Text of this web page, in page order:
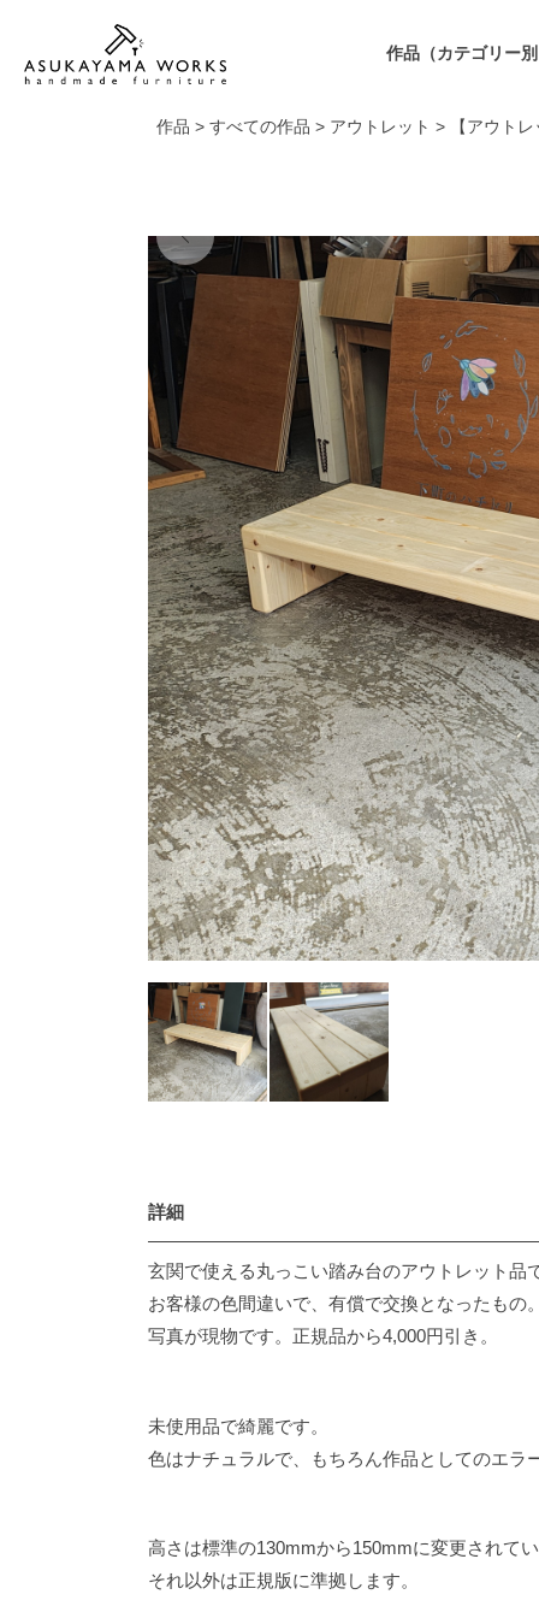
作品（カテゴリー
作品 > すべての作品 > アウトレット > 【アウト
詳細
玄関で使える丸っこい踏み台のアウトレット品
お客様の色間違いで、有償で交換となったもの
写真が現物です。正規品から4,000円引き。
未使用品で綺麗です。
色はナチュラルで、もちろん作品としてのエラ
高さは標準の130mmから150mmに変更されて
それ以外は正規版に準拠します。